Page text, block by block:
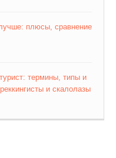
плюсы, сравнение
термины, типы и
и скалолазы